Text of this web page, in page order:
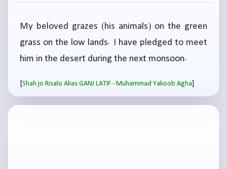
My beloved grazes (his animals) on the green
grass on the low lands. I have pledged to meet
him in the desert during the next monsoon.
[Shah jo Risalo Alias GANJ LATIF - Muhammad Yakoob Agha